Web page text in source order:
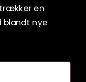
en
blandt nye